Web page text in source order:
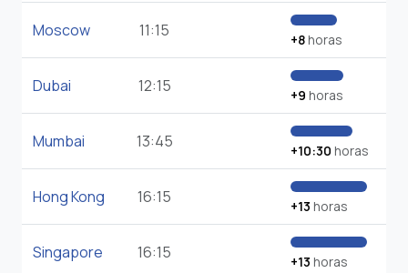
Moscow 11:15 +8horas
Dubai 12:15 +9 horas
Mumbai 13:45 +10:30 horas
Hong Kong 16:15 +13 horas
Singapore 16:15 +13 horas